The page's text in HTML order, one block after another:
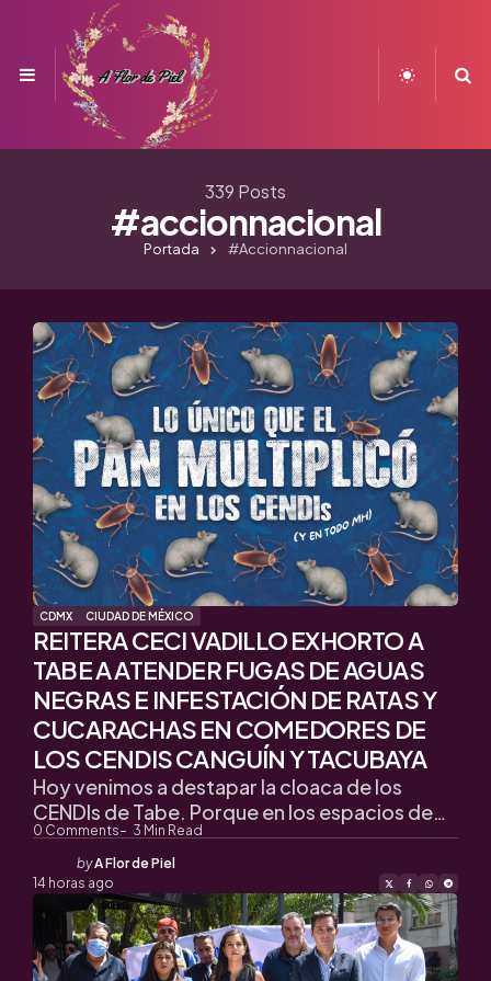
Menu
339 Posts
#accionnacional
Portada #accionnacional
CDMX CIUDAD DE MÉXICO
REITERA CECI VADILLO EXHORTO A
TABE A ATENDER FUGAS DE AGUAS
NEGRAS E INFESTACIÓN DE RATAS Y
CUCARACHAS EN COMEDORES DE
LOS CENDIS CANGUÍN Y TACUBAYA
0 Comments 3 Min Read
Hoy venimos a destapar la cloaca de los
CENDIs de Tabe. Porque en los espacios de…
Posted
by
byA Flor de Piel
14 horas ago